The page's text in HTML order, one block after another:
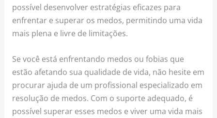
possível desenvolver estratégias eficazes para
enfrentar e superar os medos, permitindo uma vida
mais plena e livre de limitações.
Se você está enfrentando medos ou fobias que
estão afetando sua qualidade de vida, não hesite em
procurar ajuda de um profissional especializado em
resolução de medos. Com o suporte adequado, é
possível superar esses medos e viver uma vida mais